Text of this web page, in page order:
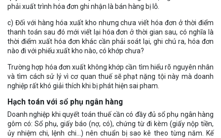
phải xuất trình hóa đơn ghi nhận là bán hàng bị lỗ.
c) Đối với hàng hóa xuất kho nhưng chưa viết hóa đơn ở thời điểm
thanh toán sau đó mới viết lại hóa đơn ở thời gian sau, có nghĩa là
thời điểm xuất hóa đơn khác cần phải soát lại, ghi chú ra, hóa đơn
nào đi với phiếu xuất kho nào, có khớp chưa?
Trường hợp hóa đơn xuất không khớp cần tìm hiểu rõ nguyên nhân
và tìm cách sử lý vì cơ quan thuế sẽ phạt nặng tội này mà doanh
nghiệp rất khó giải thích khi bị phát hiện sai pham.
Hạch toán với sổ phụ ngân hàng
Doanh nghiệp khi quyết toán thuế cần có đầy đủ sổ phụ ngân hàng
gôm có: Sổ phụ, giấy báo (nợ, có), chứng từ đi kèm (giấy nộp tiền,
ủy nhiệm chi, lệnh chi…) nên chuẩn bị sao kê theo từng năm. Kế